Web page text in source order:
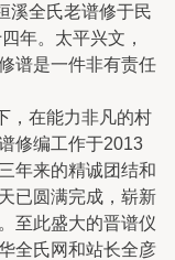
溪全氏老谱修于民
年。太平兴文，
谱是一件非有责任
，在能力非凡的村
修编工作于2013
年来的精诚团结和
已圆满完成，崭新
至此盛大的晋谱仪
全氏网和站长全彦